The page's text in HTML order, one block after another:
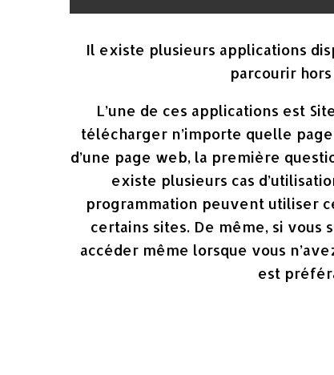
Il existe plusieurs applications
parcourir
L’une de ces applications est
télécharger n’importe quelle
d’une page web, la première
existe plusieurs cas
programmation peuvent utiliser
certains sites. De même, si vous
accéder même lorsque vous
est